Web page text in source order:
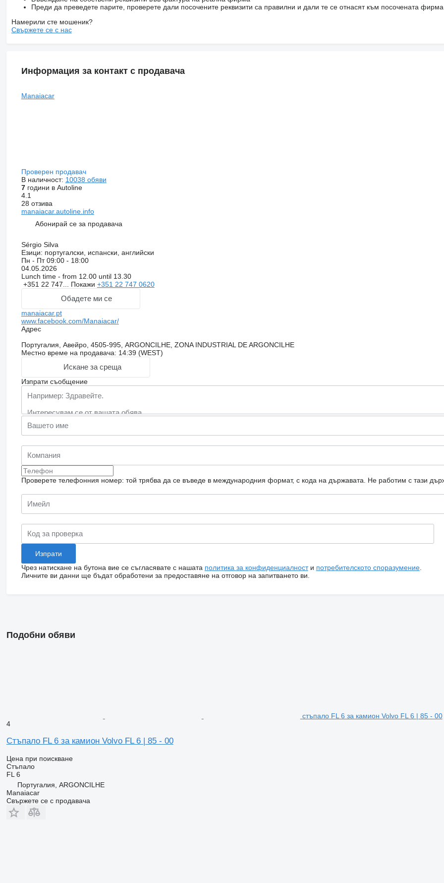
Преди да преведете парите, проверете дали посочените реквизити са правилни и дали те се отнасят към посочената
Намерили сте мошеник?
Свържете се с нас
Информация за контакт с продавача
Manaiacar
Проверен продавач
В наличност: 10038 обяви
7години в Autoline
4.1
28 отзива
manaiacar.autoline.info
Абонирай се за продавача
Sérgio Silva
Езици: португалски, испански, английски
Пн - Пт09:00 - 18:00
04.05.2026
Lunch time - from 12.00 until 13.30
+351 22 747... Покажи +351 22 747 0620
Обадете ми се
manaiacar.pt
www.facebook.com/Manaiacar/
Адрес
Португалия, Авейро, 4505-995, ARGONCILHE, ZONA INDUSTRIAL DE ARGONCILHE
Местно време на продавача: 14:39 (WEST)
Искане за среща
Изпрати съобщение
Проверете телефонния номер: той трябва да се въведе в международния формат, с кода на държавата. Не работим с тази
Чрез натискане на бутона вие се съгласявате с нашата политика за конфиденциалности потребителското споразумение.
Личните ви данни ще бъдат обработени за предоставяне на отговор на запитването ви.
Подобни обяви
стъпало FL 6 за камион Volvo FL 6 | 85 - 00
4
Стъпало FL 6 за камион Volvo FL 6 | 85 - 00
Цена при поискване
Стъпало
FL 6
Португалия, ARGONCILHE
Manaiacar
Свържете се с продавача